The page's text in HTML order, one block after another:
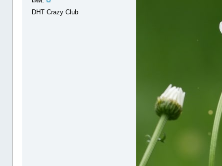
DHT Crazy Club